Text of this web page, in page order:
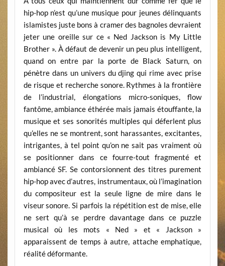
hip-hop n’est qu’une musique pour jeunes délinquants
islamistes juste bons à cramer des bagnoles devraient
jeter une oreille sur ce « Ned Jackson is My Little
Brother ». À défaut de devenir un peu plus intelligent,
quand on entre par la porte de Black Saturn, on
pénètre dans un univers du djing qui rime avec prise
de risque et recherche sonore. Rythmes à la frontière
de l’industrial, élongations micro-soniques, flow
fantôme, ambiance éthérée mais jamais étouffante, la
musique et ses sonorités multiples qui déferlent plus
qu’elles ne se montrent, sont harassantes, excitantes,
intrigantes, à tel point qu’on ne sait pas vraiment où
se positionner dans ce fourre-tout fragmenté et
ambiancé SF. Se contorsionnent des titres purement
hip-hop avec d’autres, instrumentaux, où l’imagination
du compositeur est la seule ligne de mire dans le
viseur sonore. Si parfois la répétition est de mise, elle
ne sert qu’à se perdre davantage dans ce puzzle
musical où les mots « Ned » et « Jackson »
apparaissent de temps à autre, attache emphatique,
réalité déformante.